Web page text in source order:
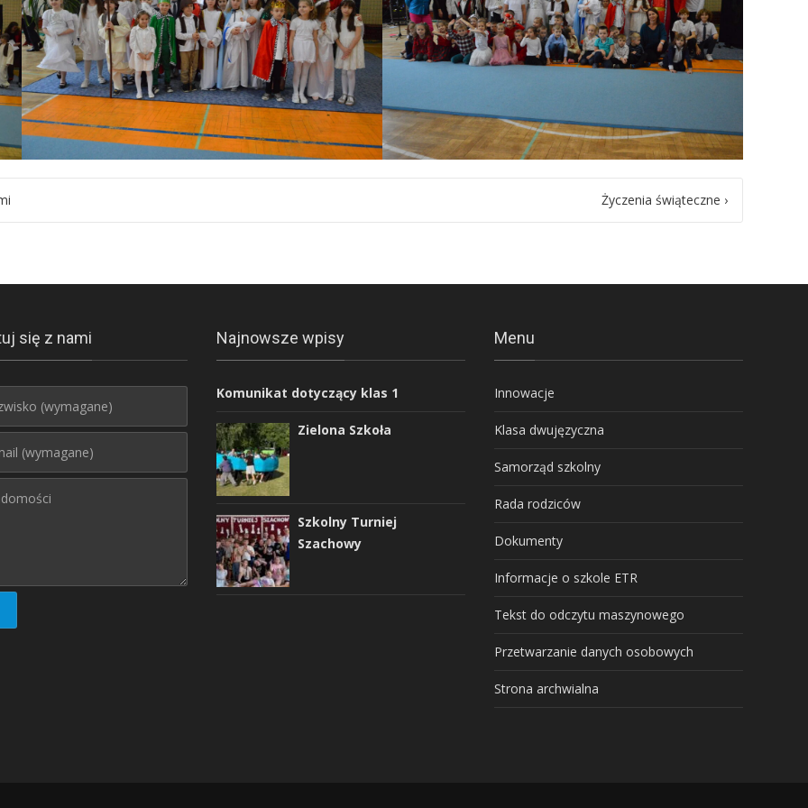
Życzenia świąteczne ›
się z nami Najnowsze wpisy
Komunikat dotyczący klas 1
Zielona Szkoła
Szkolny Turniej
Szachowy
Menu
Innowacje
Klasa dwujęzyczna
Samorząd szkolny
Rada rodziców
Dokumenty
Informacje o szkole ETR
Tekst do odczytu maszynowego
Przetwarzanie danych osobowych
Strona archwialna